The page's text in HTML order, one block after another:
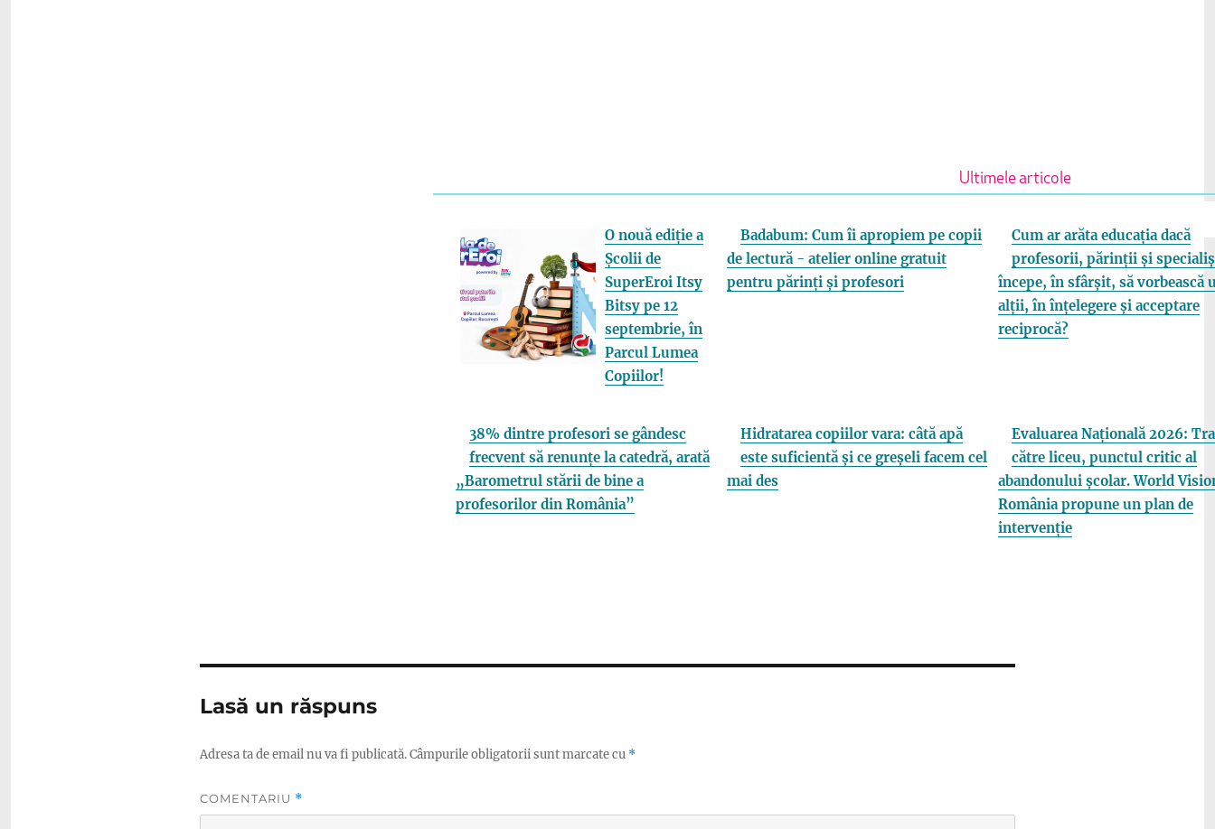
Ultimele articole
O nouă ediție a
Școlii de
SuperEroi Itsy
Bitsy pe 12
septembrie, în
Parcul Lumea
Copiilor!
Badabum: Cum îi apropiem pe copii
de lectură - atelier online gratuit
pentru părinți și profesori
Cum ar arăta educația dacă
profesorii, părinții și
începe, în sfârșit, să vorbească
alții, în înțelegere și acceptare
reciprocă?
38% dintre profesori se gândesc
frecvent să renunțe la catedră, arată
„Barometrul stării de bine a
profesorilor din România”
Hidratarea copiilor vara: câtă apă
este suficientă și ce greșeli facem cel
mai des
Evaluarea Națională 2026:
către liceu, punctul critic al
abandonului școlar. World
România propune un plan de
intervenție
Lasă un răspuns
Adresa ta de email nu va fi publicată.Câmpurile obligatorii sunt marcate cu *
COMENTARIU *